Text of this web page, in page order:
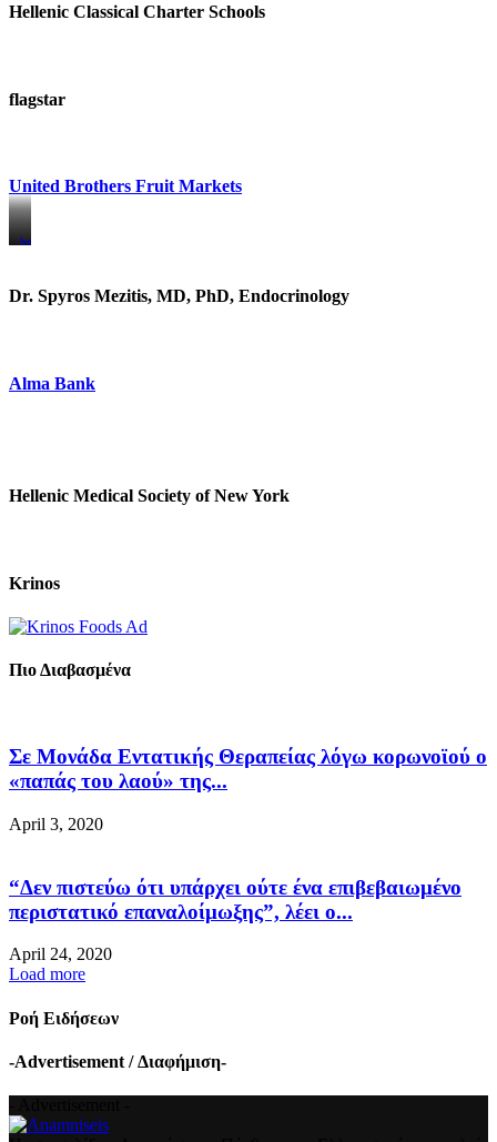
Hellenic Classical Charter Schools
flagstar
United Brothers Fruit Markets
https://www.unitedbrothersfruitmarkets.com/
https://www.unitedbrothersfruitmarkets.com/
Dr. Spyros Mezitis, MD, PhD, Endocrinology
Alma Bank
Hellenic Medical Society of New York
Krinos
Πιο Διαβασμένα
Σε Μονάδα Εντατικής Θεραπείας λόγω κορωνοϊού ο
«παπάς του λαού» της...
April 3, 2020
“Δεν πιστεύω ότι υπάρχει ούτε ένα επιβεβαιωμένο
περιστατικό επαναλοίμωξης”, λέει ο...
April 24, 2020
Load more
Ροή Ειδήσεων
-Advertisement / Διαφήμιση-